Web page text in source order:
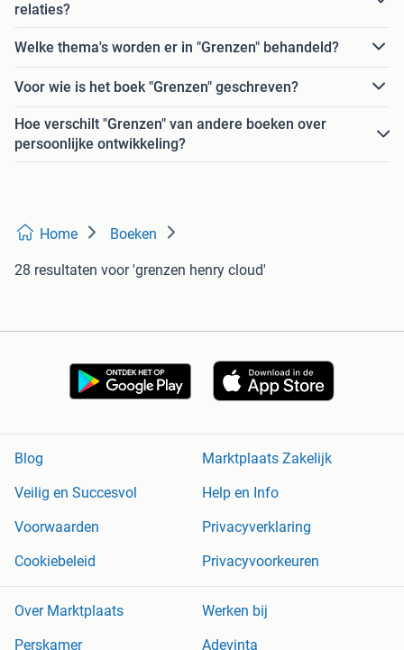
relaties?
Welke thema's worden er in "Grenzen" behandeld?
Voor wie is het boek "Grenzen" geschreven?
Hoe verschilt "Grenzen" van andere boeken over
persoonlijke ontwikkeling?
Home Boeken
28 resultaten voor 'grenzen henry cloud'
Blog
Marktplaats Zakelijk
Veilig en Succesvol
Help en Info
Voorwaarden
Privacyverklaring
Cookiebeleid
Privacyvoorkeuren
Over Marktplaats
Werken bij
Perskamer
Adevinta